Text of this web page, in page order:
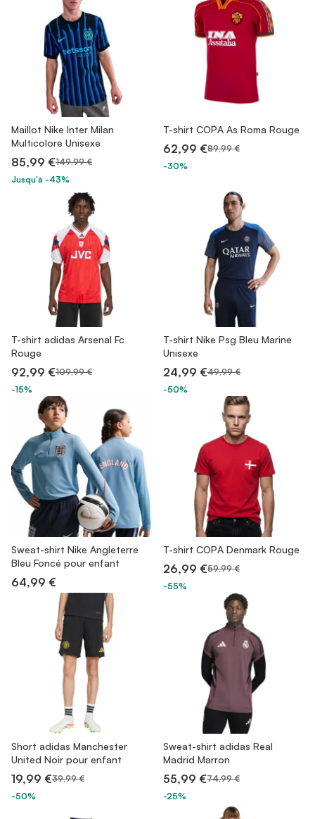
Maillot Nike Inter Milan
Multicolore Unisexe
85,99 €149,99 €
Jusqu'à -43%
T-shirt COPA As Roma Rouge
62,99 €89,99 €
-30%
T-shirt adidas Arsenal Fc
Rouge
92,99 €109,99 €
-15%
T-shirt Nike Psg Bleu Marine
Unisexe
24,99 €49,99 €
-50%
Sweat-shirt Nike Angleterre
Bleu Foncé pour enfant
64,99 €
T-shirt COPA Denmark Rouge
26,99 €59,99 €
-55%
Short adidas Manchester
United Noir pour enfant
19,99 €39,99 €
-50%
Sweat-shirt adidas Real
Madrid Marron
55,99 €74,99 €
-25%